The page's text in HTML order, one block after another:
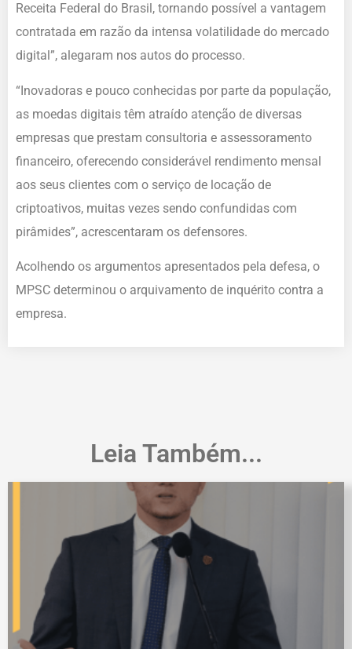
Receita Federal do Brasil, tornando possível a vantagem
contratada em razão da intensa volatilidade do mercado
digital”, alegaram nos autos do processo.
“Inovadoras e pouco conhecidas por parte da população,
as moedas digitais têm atraído atenção de diversas
empresas que prestam consultoria e assessoramento
financeiro, oferecendo considerável rendimento mensal
aos seus clientes com o serviço de locação de
criptoativos, muitas vezes sendo confundidas com
pirâmides”, acrescentaram os defensores.
Acolhendo os argumentos apresentados pela defesa, o
MPSC determinou o arquivamento de inquérito contra a
empresa.
Leia Também...